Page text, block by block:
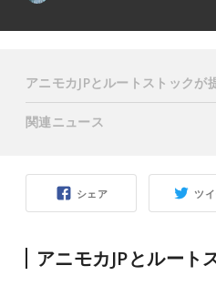
シェア ツ
アニモカJPとルート
アニモカJPとルートストックが
関連ニュース